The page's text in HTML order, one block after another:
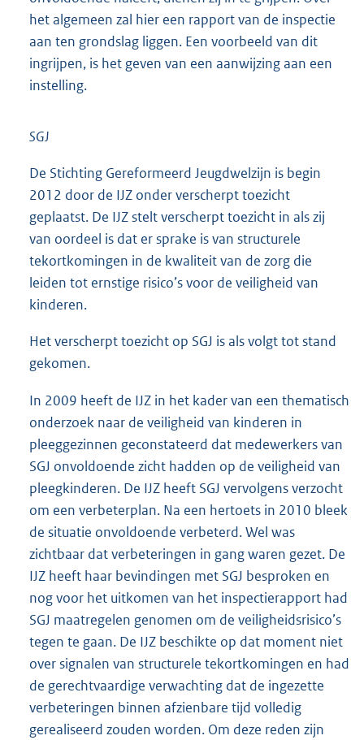
het algemeen zal hier een rapport van de inspectie
aan ten grondslag liggen. Een voorbeeld van dit
ingrijpen, is het geven van een aanwijzing aan een
instelling.
SGJ
De Stichting Gereformeerd Jeugdwelzijn is begin
2012 door de IJZ onder verscherpt toezicht
geplaatst. De IJZ stelt verscherpt toezicht in als zij
van oordeel is dat er sprake is van structurele
tekortkomingen in de kwaliteit van de zorg die
leiden tot ernstige risico’s voor de veiligheid van
kinderen.
Het verscherpt toezicht op SGJ is als volgt tot stand
gekomen.
In 2009 heeft de IJZ in het kader van een thematisch
onderzoek naar de veiligheid van kinderen in
pleeggezinnen geconstateerd dat medewerkers van
SGJ onvoldoende zicht hadden op de veiligheid van
pleegkinderen. De IJZ heeft SGJ vervolgens verzocht
om een verbeterplan. Na een hertoets in 2010 bleek
de situatie onvoldoende verbeterd. Wel was
zichtbaar dat verbeteringen in gang waren gezet. De
IJZ heeft haar bevindingen met SGJ besproken en
nog voor het uitkomen van het inspectierapport had
SGJ maatregelen genomen om de veiligheidsrisico’s
tegen te gaan. De IJZ beschikte op dat moment niet
over signalen van structurele tekortkomingen en had
de gerechtvaardige verwachting dat de ingezette
verbeteringen binnen afzienbare tijd volledig
gerealiseerd zouden worden. Om deze reden zijn